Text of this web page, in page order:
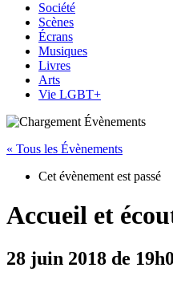
Société
Scènes
Écrans
Musiques
Livres
Arts
Vie LGBT+
« Tous les Évènements
Cet évènement est passé
Accueil et
28 juin 2018 de